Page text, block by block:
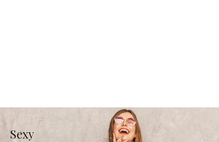
Sexy